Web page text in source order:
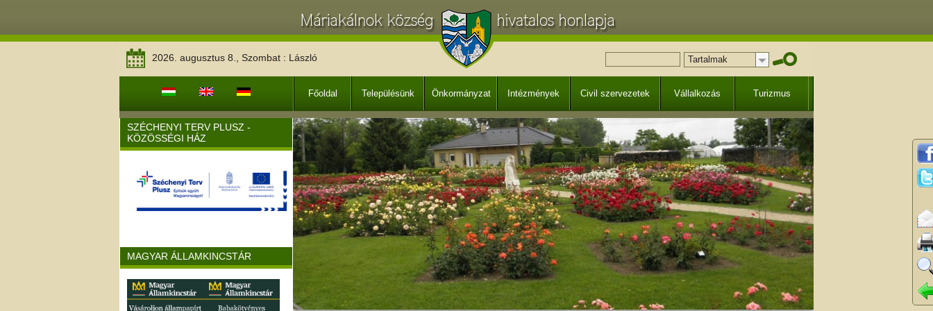
2026. augusztus 8., Szombat : László Tartalmak
Főoldal Településünk Önkormányzat Intézmények Civil szervezetek Vállalkozás Turizmus
SZÉCHENYI TERV PLUSZ -
KÖZÖSSÉGI HÁZ
MAGYAR ÁLLAMKINCSTÁR